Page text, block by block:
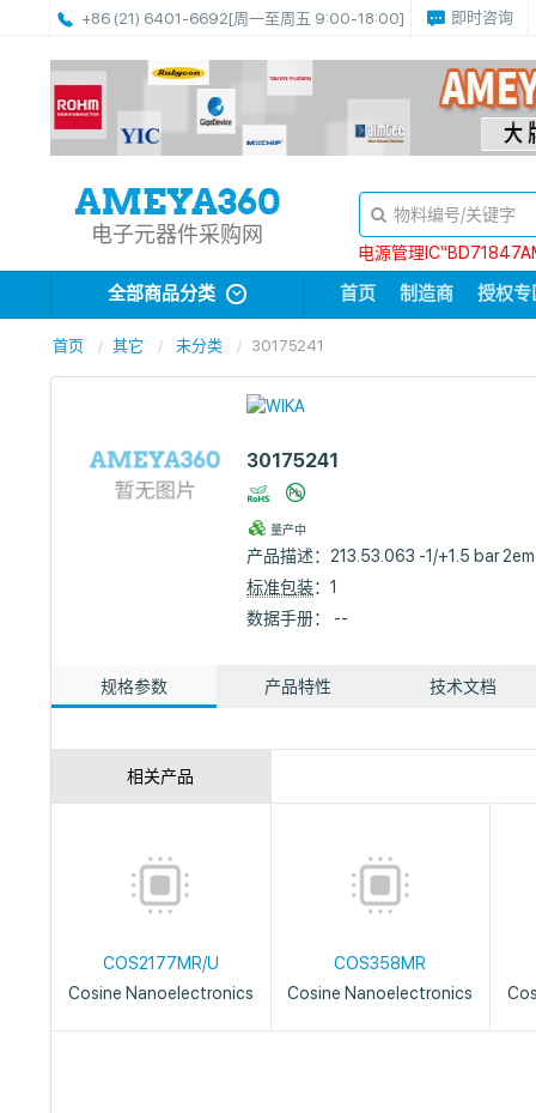
+86 (21) 6401-6692[周一至周五 9:00-18:00] 即时咨询
电子元器件采购网
电源管理
全部商品分类 首页 制造商 授权专
首页 其它 未分类 30175241
30175241
量产中
产品描述： 213.53.063 -1/+1.5 bar
标准包装：1
数据手册： --
规格参数 产品特性 技术文档
相关产品
COS2177MR/U
Cosine Nanoelectronics
COS358MR
Cosine Nanoelectronics